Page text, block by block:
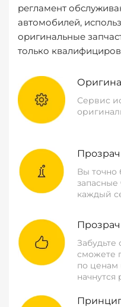
регламент
автомобилей,
оригинальные
только
Сервис
Вы точно
запасные
каждый
сможете
по ценам
начнутся